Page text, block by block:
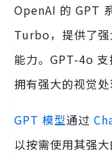
OpenAI 的 GPT
Turbo，提供了强
能力。GPT-4o
拥有强大的视觉处
GPT 模型通过
以按需使用其强